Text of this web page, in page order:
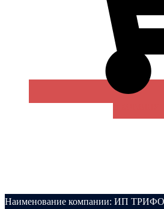
Наименование компании: ИП